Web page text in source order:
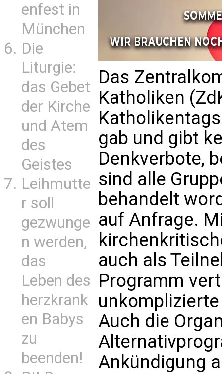
enfest in
München
Die
Liturgie:
das Gebet
der Kirche
und Atem
des
Geistes
Leihmutte
r soll
gezwunge
n werden,
das
Leben des
herzkrank
en Babys
zu
beenden!
Das
Katholiken
gab und gibt
Denkverbote,
sind alle
behandelt
auf Anfrage.
auch als
Programm
Auch die
Ankündigung